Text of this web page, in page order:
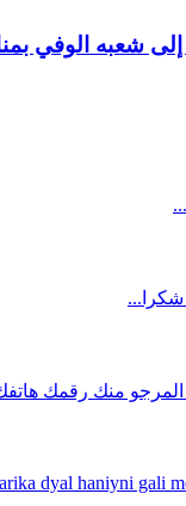
إلى شعبه الوفي
شكرا...
المرجو منك رقمك
dyal haniyni gali